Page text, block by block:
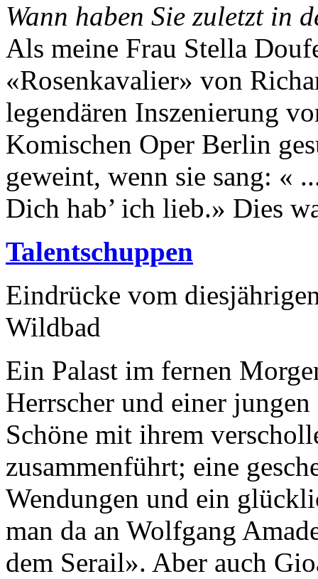
Wann haben Sie zuletzt in
Als meine Frau Stella
«Rosenkavalier» von
legendären Inszenierung
Komischen Oper Berlin
geweint, wenn sie sang: «
Dich hab’ ich lieb.» Dies
Talentschuppen
Eindrücke vom
Wildbad
Ein Palast im fernen
Herrscher und einer
Schöne mit ihrem
zusammenführt; eine
Wendungen und ein
man da an Wolfgang
dem Serail». Aber auch